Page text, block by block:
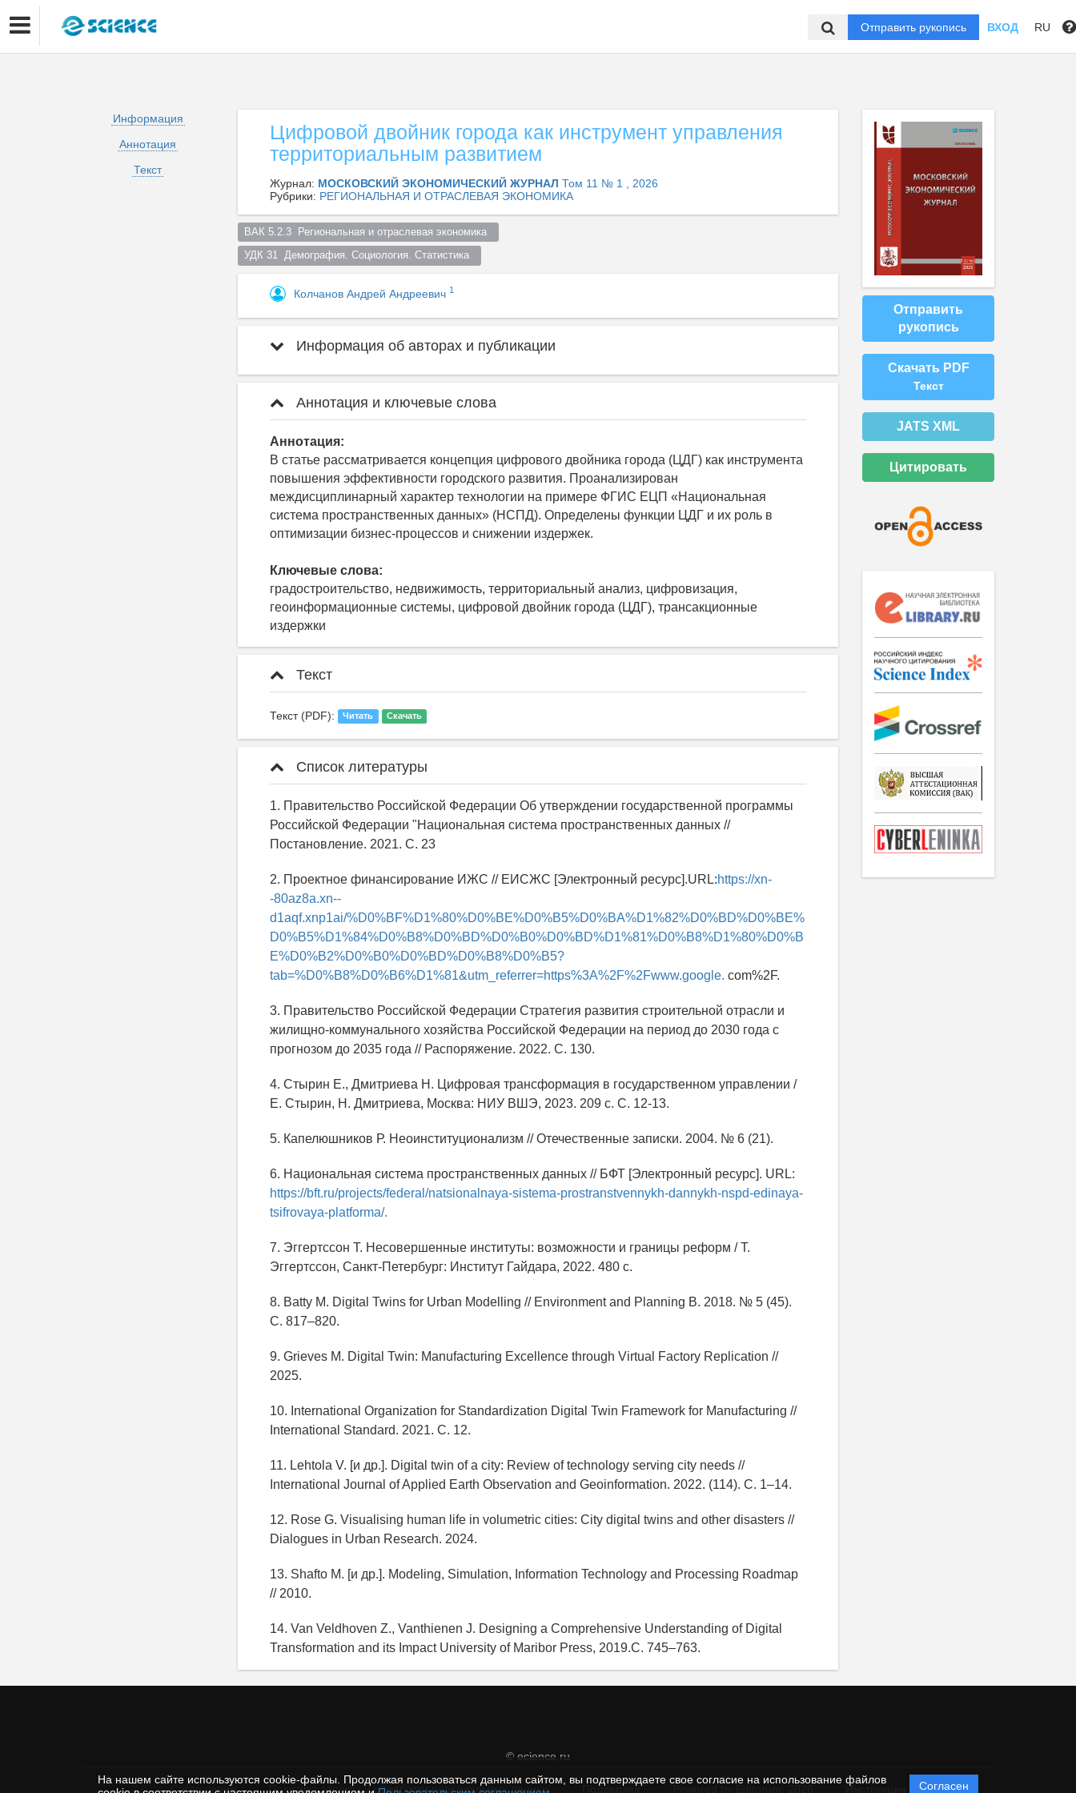
На нашем сайте используются cookie-файлы. Продолжая пользоваться данным сайтом, вы подтверждаете свое согласие на использование файлов
Согласен
Отправить рукопись ВХОД RU
Информация
Аннотация
Текст
Цифровой двойник города как инструмент управления
территориальным развитием
Журнал: МОСКОВСКИЙ ЭКОНОМИЧЕСКИЙ ЖУРНАЛ Том 11 № 1 , 2026
Рубрики: РЕГИОНАЛЬНАЯ И ОТРАСЛЕВАЯ ЭКОНОМИКА
ВАК 5.2.3  Региональная и отраслевая экономика
УДК 31  Демография. Социология. Статистика
Колчанов Андрей Андреевич 1
Информация об авторах и публикации
Аннотация и ключевые слова
Аннотация:
В статье рассматривается концепция цифрового двойника города (ЦДГ) как инструмента
повышения эффективности городского развития. Проанализирован
междисциплинарный характер технологии на примере ФГИС ЕЦП «Национальная
система пространственных данных» (НСПД). Определены функции ЦДГ и их роль в
оптимизации бизнес‑процессов и снижении издержек.
Ключевые слова:
градостроительство, недвижимость, территориальный анализ, цифровизация,
геоинформационные системы, цифровой двойник города (ЦДГ), трансакционные
издержки
Текст
Текст (PDF): Читать Скачать
Список литературы
1. Правительство Российской Федерации Об утверждении государственной программы
Российской Федерации "Национальная система пространственных данных //
Постановление. 2021. C. 23
2. Проектное финансирование ИЖС // ЕИСЖС [Электронный ресурс].URL:https://xn-
-80az8a.xn--
d1aqf.xnp1ai/%D0%BF%D1%80%D0%BE%D0%B5%D0%BA%D1%82%D0%BD%D0%BE%
D0%B5%D1%84%D0%B8%D0%BD%D0%B0%D0%BD%D1%81%D0%B8%D1%80%D0%B
E%D0%B2%D0%B0%D0%BD%D0%B8%D0%B5?
tab=%D0%B8%D0%B6%D1%81&utm_referrer=https%3A%2F%2Fwww.google. com%2F.
3. Правительство Российской Федерации Стратегия развития строительной отрасли и
жилищно-коммунального хозяйства Российской Федерации на период до 2030 года с
прогнозом до 2035 года // Распоряжение. 2022. C. 130.
4. Стырин Е., Дмитриева Н. Цифровая трансформация в государственном управлении /
Е. Стырин, Н. Дмитриева, Москва: НИУ ВШЭ, 2023. 209 c. С. 12-13.
5. Капелюшников Р. Неоинституционализм // Отечественные записки. 2004. № 6 (21).
6. Национальная система пространственных данных // БФТ [Электронный ресурс]. URL:
https://bft.ru/projects/federal/natsionalnaya-sistema-prostranstvennykh-dannykh-nspd-edinaya-
tsifrovaya-platforma/.
7. Эггертссон Т. Несовершенные институты: возможности и границы реформ / Т.
Эггертссон, Санкт-Петербург: Институт Гайдара, 2022. 480 c.
8. Batty M. Digital Twins for Urban Modelling // Environment and Planning B. 2018. № 5 (45).
C. 817–820.
9. Grieves M. Digital Twin: Manufacturing Excellence through Virtual Factory Replication //
2025.
10. International Organization for Standardization Digital Twin Framework for Manufacturing //
International Standard. 2021. C. 12.
11. Lehtola V. [и др.]. Digital twin of a city: Review of technology serving city needs //
International Journal of Applied Earth Observation and Geoinformation. 2022. (114). C. 1–14.
12. Rose G. Visualising human life in volumetric cities: City digital twins and other disasters //
Dialogues in Urban Research. 2024.
13. Shafto M. [и др.]. Modeling, Simulation, Information Technology and Processing Roadmap
// 2010.
14. Van Veldhoven Z., Vanthienen J. Designing a Comprehensive Understanding of Digital
Transformation and its Impact University of Maribor Press, 2019.C. 745–763.
Отправить
рукопись
Скачать PDF
Текст
JATS XML
Цитировать
© ecience.ru
Соглашение Политика защиты и обработки персональных данных Поддержка Инструкции